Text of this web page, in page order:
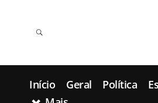
Início Geral Política